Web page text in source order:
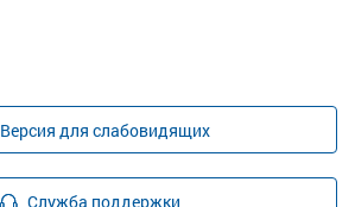
Версия для слабовидящих
Служба поддержки